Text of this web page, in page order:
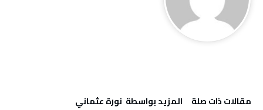
‫مقالات ذات صلة‬ ‫‫المزيد بواسطة‬ ‬ نورة‭ ‬عثماني‭